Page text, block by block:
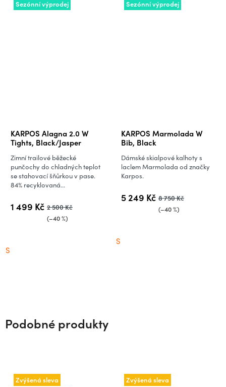
Sezónní výprodej
KARPOS Alagna 2.0 W
Tights, Black/Jasper
1 499 Kč 2 500 Kč
(–40 %)
Zimní trailové běžecké
punčochy do chladných teplot
se stahovací šňůrkou v pase.
84% recyklovaná...
S
Sezónní výprodej
KARPOS Marmolada W
Bib, Black
5 249 Kč 8 750 Kč
(–40 %)
Dámské skialpové kalhoty s
laclem Marmolada od značky
Karpos.
S
Podobné produkty
Zvýšená sleva
Zvýšená sleva